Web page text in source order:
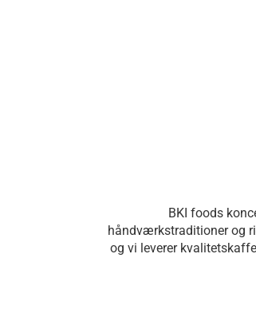
BKI foods
håndværkstraditioner og
og vi leverer